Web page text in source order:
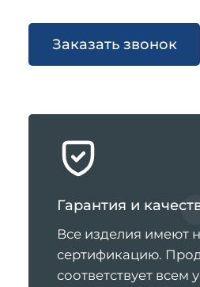
Заказать звонок
Гарантия и
Все изделия имеют
сертификацию.
соответствует всем